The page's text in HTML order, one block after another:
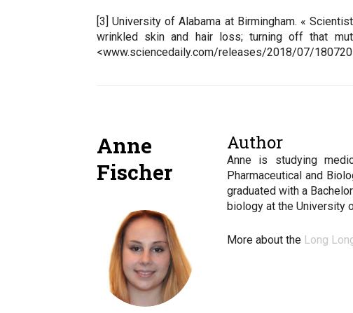
[3] University of Alabama at Birmingham. «
wrinkled skin and hair loss; turning off that
<www.sciencedaily.com/releases/2018/07/
Anne
Fischer
Author
Anne is studying
Pharmaceutical and
graduated with a
biology at the University
More about the Long